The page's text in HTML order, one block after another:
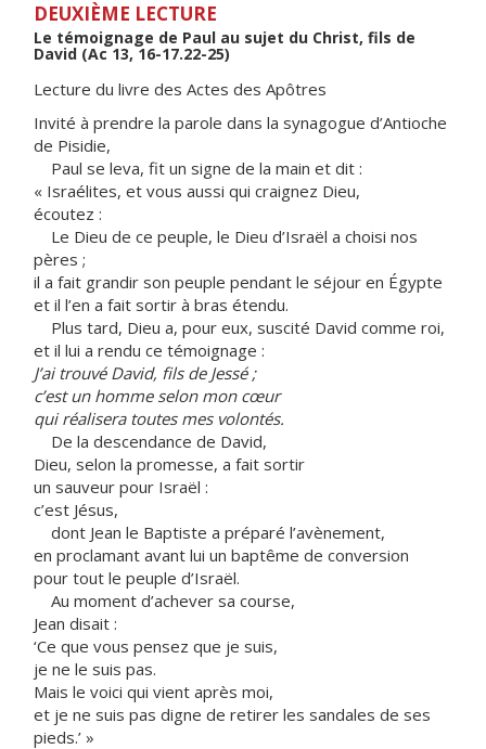
DEUXIÈME LECTURE
Le témoignage de Paul au sujet du Christ, fils de
David (Ac 13, 16-17.22-25)
Lecture du livre des Actes des Apôtres
Invité à prendre la parole dans la synagogue d’Antioche
de Pisidie,
Paul se leva, fit un signe de la main et dit :
« Israélites, et vous aussi qui craignez Dieu,
écoutez :
Le Dieu de ce peuple, le Dieu d’Israël a choisi nos
pères ;
il a fait grandir son peuple pendant le séjour en Égypte
et il l’en a fait sortir à bras étendu.
Plus tard, Dieu a, pour eux, suscité David comme roi,
et il lui a rendu ce témoignage :
J’ai trouvé David, fils de Jessé ;
c’est un homme selon mon cœur
qui réalisera toutes mes volontés.
De la descendance de David,
Dieu, selon la promesse, a fait sortir
un sauveur pour Israël :
c’est Jésus,
dont Jean le Baptiste a préparé l’avènement,
en proclamant avant lui un baptême de conversion
pour tout le peuple d’Israël.
Au moment d’achever sa course,
Jean disait :
‘Ce que vous pensez que je suis,
je ne le suis pas.
Mais le voici qui vient après moi,
et je ne suis pas digne de retirer les sandales de ses
pieds.’ »